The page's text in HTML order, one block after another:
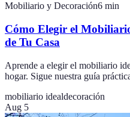
Mobiliario y Decoración6 min
Cómo Elegir el
de Tu Casa
Aprende a elegir el mobiliario
hogar. Sigue nuestra guía
mobiliario idealdecoración
Aug 5